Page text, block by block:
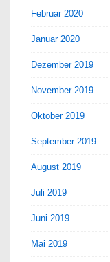
Februar 2020
Januar 2020
Dezember 2019
November 2019
Oktober 2019
September 2019
August 2019
Juli 2019
Juni 2019
Mai 2019